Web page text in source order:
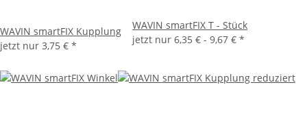
WAVIN smartFIX Kupplung
jetzt nur 3,75 € *
WAVIN smartFIX T - Stück
jetzt nur 6,35 € - 9,67 € *